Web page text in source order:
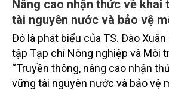
Nâng cao nhận thức về khai
tài nguyên nước và bảo vệ
Đó là phát biểu của TS. Đào
tập Tạp chí Nông nghiệp và Môi
“Truyền thông, nâng cao nhận
vững tài nguyên nước và bảo vệ